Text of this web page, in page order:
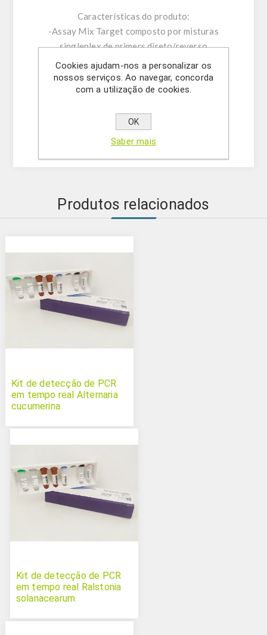
Características do produto:
-Assay Mix Target composto por misturas
singleplex de primers direto/reverso
específicos e sonda.
-Tampão de ressuspensão
-DNase/RNase água livre
- Solução Mastermix
-Controlo positivo
Produtos relacionados
Kit de detecção de PCR
em tempo real Alternaria
cucumerina
Kit de detecção de PCR
em tempo real Ralstonia
solanacearum
Cookies ajudam-nos a personalizar os
nossos serviços. Ao navegar, concorda
com a utilização de cookies.
OK
Saber mais